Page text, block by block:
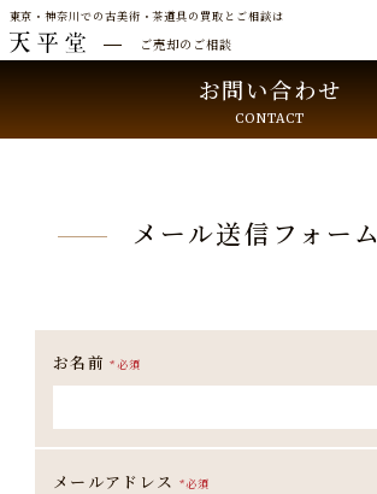
東京・神奈川での古美術・茶道具の買取とご相談は
ご売却のご相談
お問い合わせ
CONTACT
メール送信フォーム
お名前 *必須
メールアドレス *必須